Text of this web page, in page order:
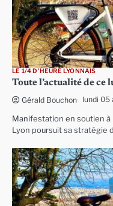
LE 1/4 D'HEURE LYONNAIS
Toute l’actualité de ce
Gérald Bouchon lundi 05
Manifestation en soutien à
Lyon poursuit sa stratégie